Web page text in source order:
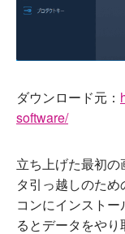
ダウンロード元：
software/
立ち上げた最初
タ引っ越しのた
コンにインスト
るとデータをやり